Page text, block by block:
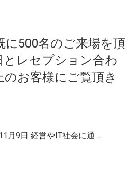
に500名のご来場を頂
とレセプション合わ
お客様にご覧頂き
月9日 経営やIT社会に通 …